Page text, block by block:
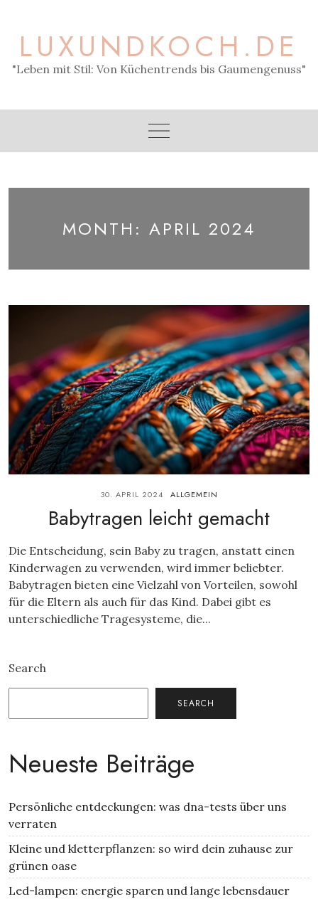
LUXUNDKOCH.DE
"Leben mit Stil: Von Küchentrends bis Gaumengenuss"
MONTH: APRIL 2024
30. APRIL 2024 ALLGEMEIN
Babytragen leicht gemacht
Die Entscheidung, sein Baby zu tragen, anstatt einen
Kinderwagen zu verwenden, wird immer beliebter.
Babytragen bieten eine Vielzahl von Vorteilen, sowohl
für die Eltern als auch für das Kind. Dabei gibt es
unterschiedliche Tragesysteme, die...
Search
SEARCH
Neueste Beiträge
Persönliche entdeckungen: was dna-tests über uns
verraten
Kleine und kletterpflanzen: so wird dein zuhause zur
grünen oase
Led-lampen: energie sparen und lange lebensdauer